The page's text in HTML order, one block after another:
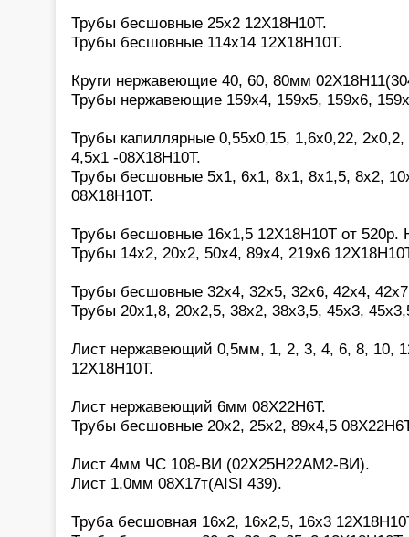
Трубы бесшовные 25х2 12Х18Н10Т.
Трубы бесшовные 114х14 12Х18Н10Т.
Круги нержавеющие 40, 60, 80мм
Трубы нержавеющие 159х4, 159х5, 159х6,
Трубы капиллярные 0,55х0,15, 1,6х0,22,
4,5х1 -08Х18Н10Т.
Трубы бесшовные 5х1, 6х1, 8х1, 8х1,5, 8х2,
08Х18Н10Т.
Трубы бесшовные 16х1,5 12Х18Н10Т от
Трубы 14х2, 20х2, 50х4, 89х4, 219х6
Трубы бесшовные 32х4, 32х5, 32х6, 42х4,
Трубы 20х1,8, 20х2,5, 38х2, 38х3,5, 45х3,
Лист нержавеющий 0,5мм, 1, 2, 3, 4, 6, 8, 10,
12Х18Н10Т.
Лист нержавеющий 6мм 08Х22Н6Т.
Трубы бесшовные 20х2, 25х2, 89х4,5
Лист 4мм ЧС 108-ВИ (02Х25Н22АМ2-ВИ).
Лист 1,0мм 08Х17т(AISI 439).
Труба бесшовная 16х2, 16х2,5, 16х3